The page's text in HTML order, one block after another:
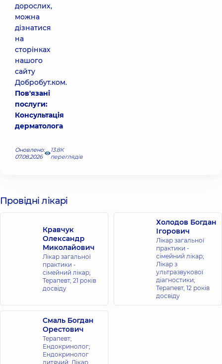
дорослих,
можна
дізнатися
на
сторінках
нашого
сайту
Добробут.ком.
Пов'язані
послуги:
Консультація
дерматолога
Оновлено:
07.08.2026
13.8К
переглядів
Провідні лікарі
Кравчук
Олександр
Миколайович
Лікар загальної
практики -
сімейний лікар;
Терапевт, 21 років
досвіду
Холодов Богдан
Ігорович
Лікар загальної
практики -
сімейний лікар;
Лікар з
ультразвукової
діагностики;
Терапевт, 12 років
досвіду
Смаль Богдан
Орестович
Терапевт;
Ендокринолог;
Ендокринолог
дитячий; Лікар